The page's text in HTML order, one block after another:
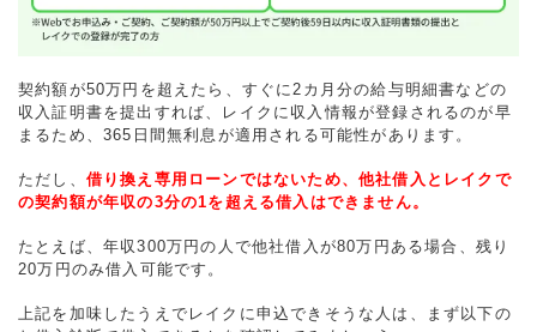
契約額が50万円を超えたら、すぐに2カ月分の給与明細書などの
収入証明書を提出すれば、レイクに収入情報が登録されるのが早
まるため、365日間無利息が適用される可能性があります。
ただし、 借り換え専用ローンではないため、他社借入とレイクで
の契約額が年収の3分の1を超える借入はできません。
たとえば、年収300万円の人で他社借入が80万円ある場合、残り
20万円のみ借入可能です。
上記を加味したうえでレイクに申込できそうな人は、まず以下の